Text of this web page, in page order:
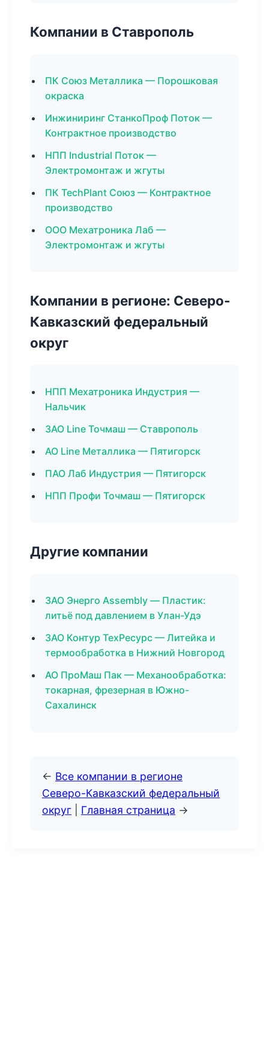
Компании в Ставрополь
ПК Союз Металлика — Порошковая
окраска
Инжиниринг СтанкоПроф Поток —
Контрактное производство
НПП Industrial Поток —
Электромонтаж и жгуты
ПК TechPlant Союз — Контрактное
производство
ООО Мехатроника Лаб —
Электромонтаж и жгуты
Компании в регионе: Северо-
Кавказский федеральный
округ
НПП Мехатроника Индустрия —
Нальчик
ЗАО Line Точмаш — Ставрополь
АО Line Металлика — Пятигорск
ПАО Лаб Индустрия — Пятигорск
НПП Профи Точмаш — Пятигорск
Другие компании
ЗАО Энерго Assembly — Пластик:
литьё под давлением в Улан-Удэ
ЗАО Контур ТехРесурс — Литейка и
термообработка в Нижний Новгород
АО ПроМаш Пак — Механообработка:
токарная, фрезерная в Южно-
Сахалинск
← Все компании в регионе
Северо-Кавказский федеральный
округ
Главная страница →